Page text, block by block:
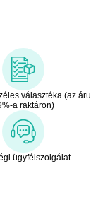
választéka (az áru
a raktáron)
ügyfélszolgálat